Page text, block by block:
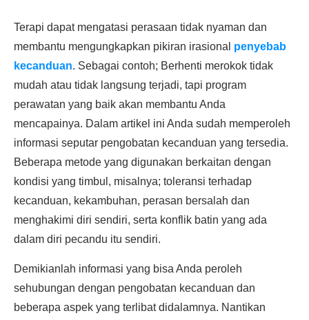
Terapi dapat mengatasi perasaan tidak nyaman dan
membantu mengungkapkan pikiran irasional penyebab
kecanduan. Sebagai contoh; Berhenti merokok tidak
mudah atau tidak langsung terjadi, tapi program
perawatan yang baik akan membantu Anda
mencapainya. Dalam artikel ini Anda sudah memperoleh
informasi seputar pengobatan kecanduan yang tersedia.
Beberapa metode yang digunakan berkaitan dengan
kondisi yang timbul, misalnya; toleransi terhadap
kecanduan, kekambuhan, perasan bersalah dan
menghakimi diri sendiri, serta konflik batin yang ada
dalam diri pecandu itu sendiri.
Demikianlah informasi yang bisa Anda peroleh
sehubungan dengan pengobatan kecanduan dan
beberapa aspek yang terlibat didalamnya. Nantikan